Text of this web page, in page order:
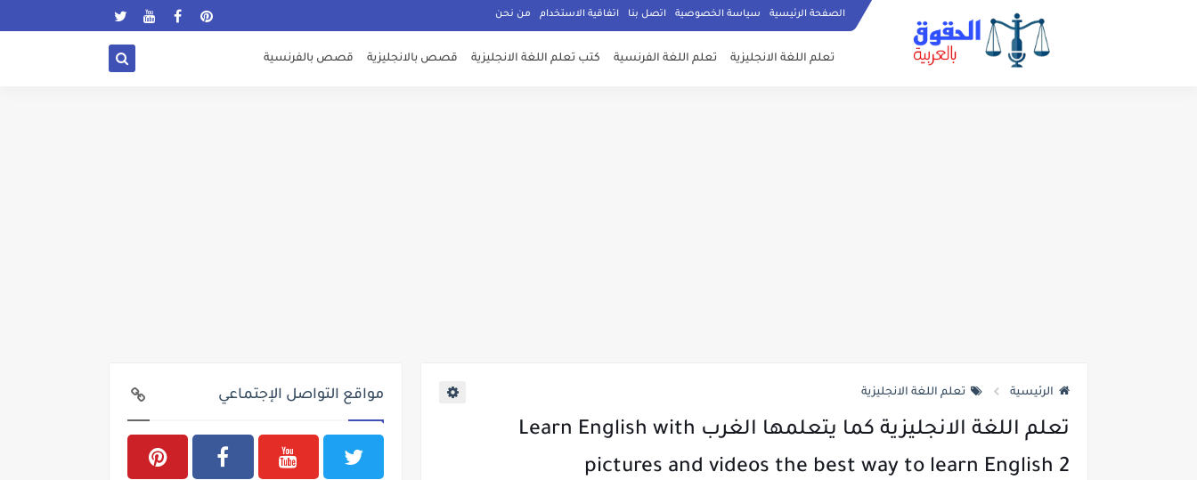
الصفحة الرئيسية سياسة الخصوصية اتصل بنا اتفاقية الاستخدام من نحن
تعلم اللغة الانجليزية تعلم اللغة الفرنسية كتب تعلم اللغة الانجليزية قصص بالانجليزية قصص بالفرنسية
الرئيسية تعلم اللغة الانجليزية
تعلم اللغة الانجليزية كما يتعلمها الغرب Learn English with
pictures and videos the best way to learn English 2
مواقع التواصل الإجتماعي